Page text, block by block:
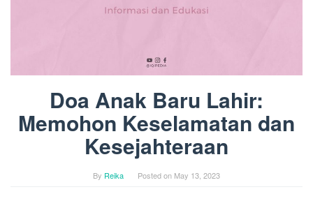
Doa Anak Baru Lahir:
Memohon Keselamatan dan
Kesejahteraan
By Reika Posted on May 13, 2023